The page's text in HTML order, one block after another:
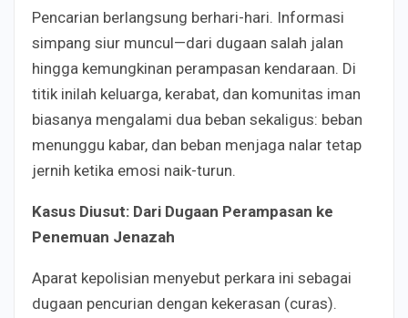
Pencarian berlangsung berhari-hari. Informasi
simpang siur muncul—dari dugaan salah jalan
hingga kemungkinan perampasan kendaraan. Di
titik inilah keluarga, kerabat, dan komunitas iman
biasanya mengalami dua beban sekaligus: beban
menunggu kabar, dan beban menjaga nalar tetap
jernih ketika emosi naik-turun.
Kasus Diusut: Dari Dugaan Perampasan ke
Penemuan Jenazah
Aparat kepolisian menyebut perkara ini sebagai
dugaan pencurian dengan kekerasan (curas).